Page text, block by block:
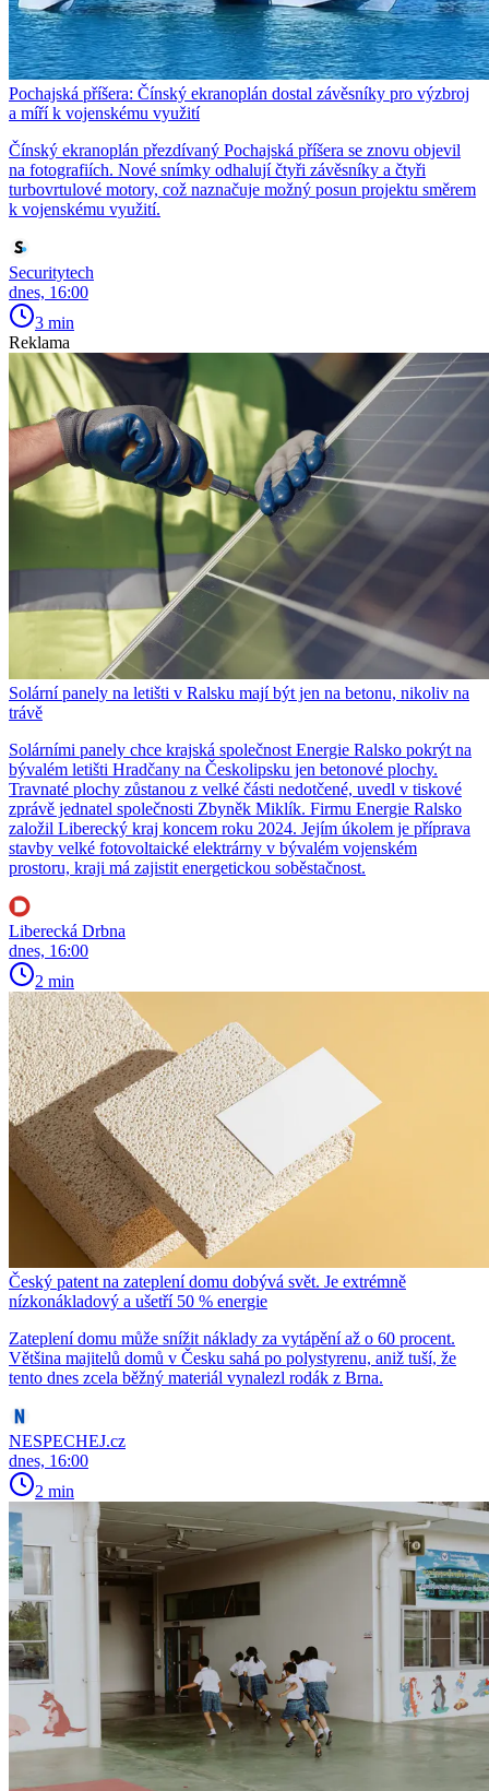
Pochajská příšera: Čínský ekranoplán dostal závěsníky pro výzbroj
a míří k vojenskému využití
Čínský ekranoplán přezdívaný Pochajská příšera se znovu objevil
na fotografiích. Nové snímky odhalují čtyři závěsníky a čtyři
turbovrtulové motory, což naznačuje možný posun projektu směrem
k vojenskému využití.
Securitytech
dnes, 16:00
3 min
Reklama
Solární panely na letišti v Ralsku mají být jen na betonu, nikoliv na
trávě
Solárními panely chce krajská společnost Energie Ralsko pokrýt na
bývalém letišti Hradčany na Českolipsku jen betonové plochy.
Travnaté plochy zůstanou z velké části nedotčené, uvedl v tiskové
zprávě jednatel společnosti Zbyněk Miklík. Firmu Energie Ralsko
založil Liberecký kraj koncem roku 2024. Jejím úkolem je příprava
stavby velké fotovoltaické elektrárny v bývalém vojenském
prostoru, kraji má zajistit energetickou soběstačnost.
Liberecká Drbna
dnes, 16:00
2 min
Český patent na zateplení domu dobývá svět. Je extrémně
nízkonákladový a ušetří 50 % energie
Zateplení domu může snížit náklady za vytápění až o 60 procent.
Většina majitelů domů v Česku sahá po polystyrenu, aniž tuší, že
tento dnes zcela běžný materiál vynalezl rodák z Brna.
NESPECHEJ.cz
dnes, 16:00
2 min